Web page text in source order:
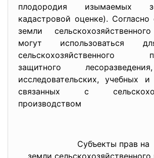
плодородия изымаемых
кадастровой оценке).
земли
могут использоваться
сельскохозяйственного
защитного
исследовательских, учебных
связанных с
производством
Субъекты прав на
земли сельскохозяйственного